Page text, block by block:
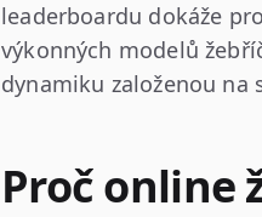
leaderboardu dokáže
výkonných modelů
dynamiku založenou
Proč online